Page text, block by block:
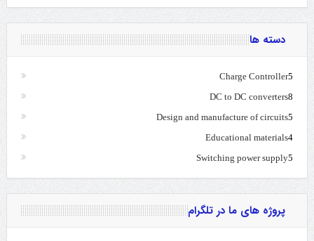
دسته ها
Charge Controller5
DC to DC converters8
Design and manufacture of circuits5
Educational materials4
Switching power supply5
پروژه های ما در تلگرام